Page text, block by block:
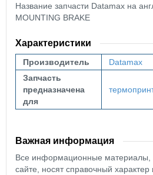
Название запчасти Datamax на
MOUNTING BRAKE
Характеристики
Производитель
Datamax
Запчасть
предназначена
для
Важная информация
Все информационные материалы,
сайте, носят справочный